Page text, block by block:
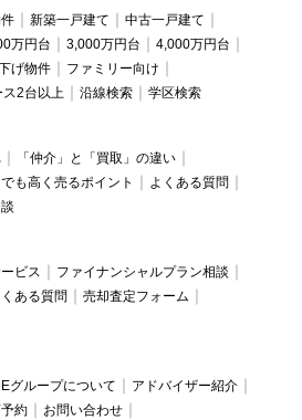
新築一戸建て
中古一戸建て
万円台 3,000万円台
4,000万円台
げ物件
ファミリー向け
ス2台以上 沿線検索 学区検索
「仲介」と「買取」の違い
も高く売るポイント
よくある質問
ビス
ファイナンシャルプラン相談
ある質問
売却査定フォーム
グループについて
アドバイザー紹介
約
お問い合わせ